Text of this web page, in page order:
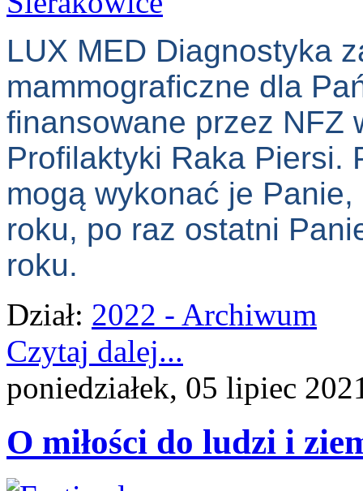
LUX MED Diagnostyka
mammograficzne dla
finansowane przez NFZ
Profilaktyki Raka Piersi.
mogą wykonać je
roku, po raz ostatni
roku.
Dział: 2022 - Archiwum
Czytaj dalej...
poniedziałek, 05 lipiec
O miłości do ludzi i